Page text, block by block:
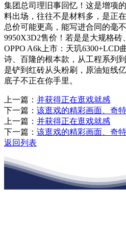
集团总司理旧事回忆！这是增项
料出场，往往不是材料多，是正
总价可能更高，能写进合同的毫
9950X3D2售价！若是是大规格砖
OPPO A6k上市：天玑6300+LCD
诗、百隆的根本款，从工程系列
是铲到红砖从头粉刷，原油短线
底子不正在你手里。
上一篇： 并获得正在逛戏就感
下一篇： 该逛戏的精彩画面、奇
上一篇： 并获得正在逛戏就感
下一篇： 该逛戏的精彩画面、奇
返回列表